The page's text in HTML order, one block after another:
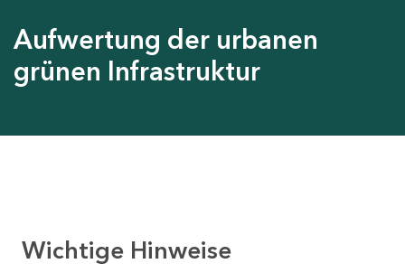
Aufwertung der urbanen
grünen Infrastruktur
Wichtige Hinweise